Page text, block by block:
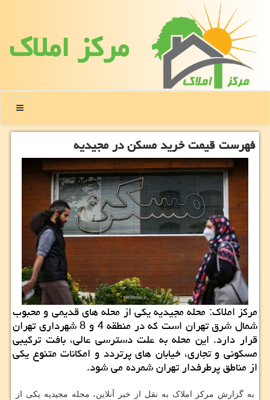
مركز املاك
منو
فهرست قیمت خرید مسکن در مجیدیه
مرکز املاک: محله مجیدیه یکی از محله های قدیمی و محبوب
شمال شرق تهران است که در منطقه 4 و 8 شهرداری تهران
قرار دارد. این محله به علت دسترسی عالی، بافت ترکیبی
مسکونی و تجاری، خیابان های پرتردد و امکانات متنوع یکی
از مناطق پرطرفدار تهران شمرده می شود.
به گزارش مرکز املاک به نقل از خبر آنلاین، محله مجیدیه یکی از